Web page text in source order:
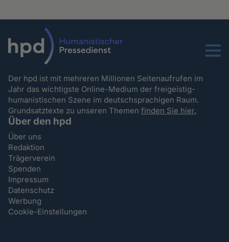
Menu
Der hpd ist mit mehreren Millionen Seitenaufrufen im
Jahr das wichtigste Online-Medium der freigeistig-
humanistischen Szene im deutschsprachigen Raum.
Grundsatztexte zu unseren Themenfinden Sie hier.
Über den hpd
Über uns
Redaktion
Trägerverein
Spenden
Impressum
Datenschutz
Werbung
Cookie-Einstellungen